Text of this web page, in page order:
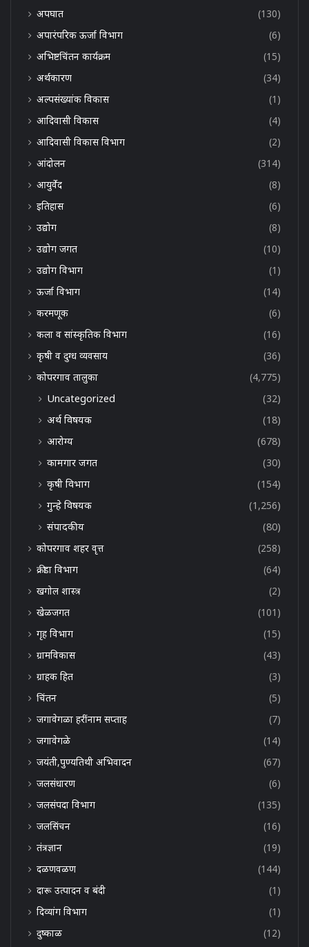
अपघात
(130)
अपारंपरिक ऊर्जा विभाग
(6)
अभिष्टचिंतन कार्यक्रम
(15)
अर्थकारण
(34)
अल्पसंख्यांक विकास
(1)
आदिवासी विकास
(4)
आदिवासी विकास विभाग
(2)
आंदोलन
(314)
आयुर्वेद
(8)
इतिहास
(6)
उद्योग
(8)
उद्योग जगत
(10)
उद्योग विभाग
(1)
ऊर्जा विभाग
(14)
करमणूक
(6)
कला व सांस्कृतिक विभाग
(16)
कृषी व दुग्ध व्यवसाय
(36)
कोपरगाव तालुका
(4,775)
Uncategorized
(32)
अर्थ विषयक
(18)
आरोग्य
(678)
कामगार जगत
(30)
कृषी विभाग
(154)
गुन्हे विषयक
(1,256)
संपादकीय
(80)
कोपरगाव शहर वृत्त
(258)
क्रीडा विभाग
(64)
खगोल शास्त्र
(2)
खेळजगत
(101)
गृह विभाग
(15)
ग्रामविकास
(43)
ग्राहक हित
(3)
चिंतन
(5)
जगावेगळा हरींनाम सप्ताह
(7)
जगावेगळे
(14)
जयंती,पुण्यतिथी अभिवादन
(67)
जलसंधारण
(6)
जलसंपदा विभाग
(135)
जलसिंचन
(16)
तंत्रज्ञान
(19)
दळणवळण
(144)
दारू उत्पादन व बंदी
(1)
दिव्यांग विभाग
(1)
दुष्काळ
(12)